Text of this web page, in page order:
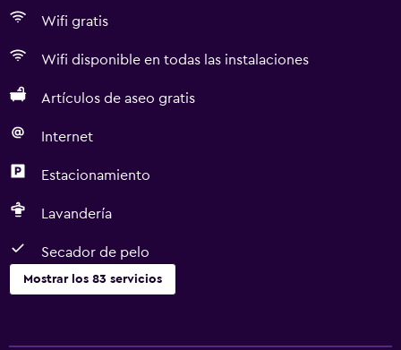
Wifi gratis
Wifi disponible en todas las instalaciones
Artículos de aseo gratis
Internet
Estacionamiento
Lavandería
Secador de pelo
Mostrar los 83 servicios